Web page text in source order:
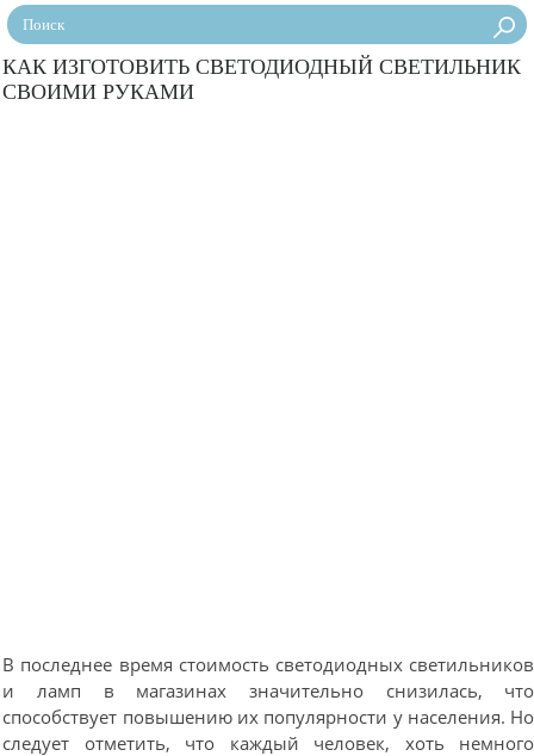
КАК ИЗГОТОВИТЬ СВЕТОДИОДНЫЙ СВЕТИЛЬНИК
СВОИМИ РУКАМИ
В последнее время стоимость светодиодных светильников
и ламп в магазинах значительно снизилась, что
способствует повышению их популярности у населения. Но
следует отметить, что каждый человек, хоть немного